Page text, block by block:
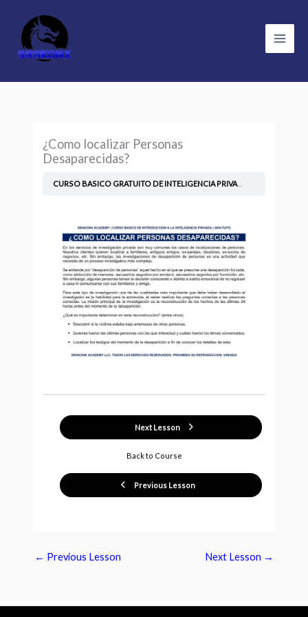
content
¿Como localizar Personas
Desaparecidas?
CURSO BASICO GRATUITO DE INTELIGENCIA PRIVADA
Previous Lesson
Back to Course
Next Lesson
← Previous Lesson Next Lesson →